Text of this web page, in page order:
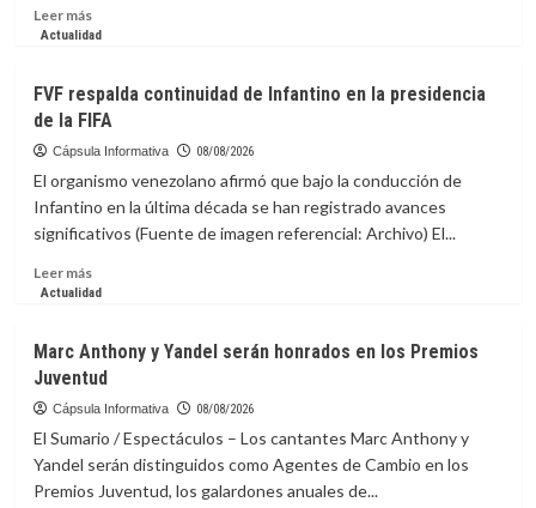
con
al
“bienestar”
Leer másLeer
más
de
la
NASA
prepararse
ante
riesgos
impacto
Actualidad
FVF respalda continuidad de Infantino en la presidencia
de la FIFA
Cápsula Informativa 08/08/2026
El organismo venezolano afirmó que bajo la conducción de
Infantino en la última década se han registrado avances
significativos (Fuente de imagen referencial: Archivo) El...
Leer másLeer
más
respalda
continuidad
de
en
la
presidencia
Actualidad
Marc Anthony y Yandel serán honrados en los Premios
Juventud
Cápsula Informativa 08/08/2026
El Sumario / Espectáculos – Los cantantes Marc Anthony y
Yandel serán distinguidos como Agentes de Cambio en los
Premios Juventud, los galardones anuales de...